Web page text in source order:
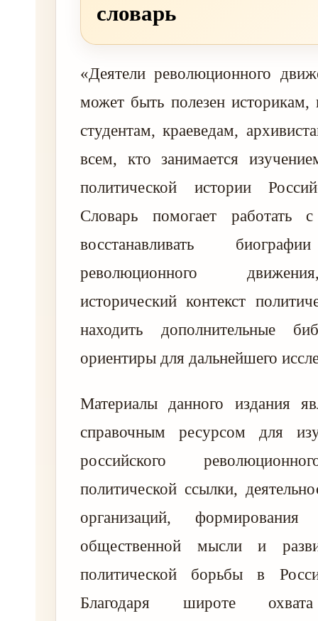
словарь
«Деятели революционного
может быть полезен историкам,
студентам, краеведам,
всем, кто занимается
политической истории
Словарь помогает работать
восстанавливать
революционного
исторический контекст
находить дополнительные
ориентиры для дальнейшего
Материалы данного издания
справочным ресурсом для
российского
политической ссылки,
организаций, формирования
общественной мысли и
политической борьбы в
Благодаря широте